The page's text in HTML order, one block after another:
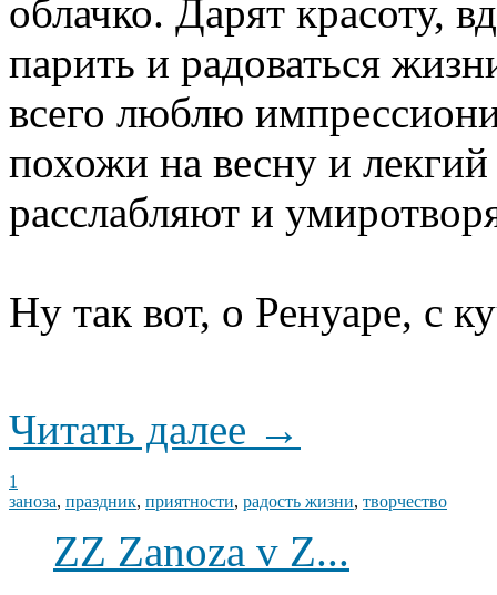
облачко. Дарят красоту,
парить и радоваться
всего люблю
похожи на весну и
расслабляют и
Ну так вот, о Ренуаре, с
Читать далее →
1
заноза, праздник, приятности, радость жизни, творчество
ZZ Zanoza v Z...